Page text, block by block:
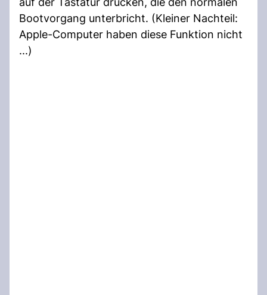
Bootvorgang unterbricht. (Kleiner Nachteil:
Apple-Computer haben diese Funktion nicht
...)